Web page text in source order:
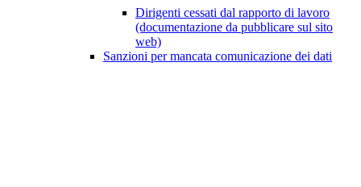
Dirigenti cessati dal rapporto di lavoro
(documentazione da pubblicare sul sito
web)
Sanzioni per mancata comunicazione dei dati